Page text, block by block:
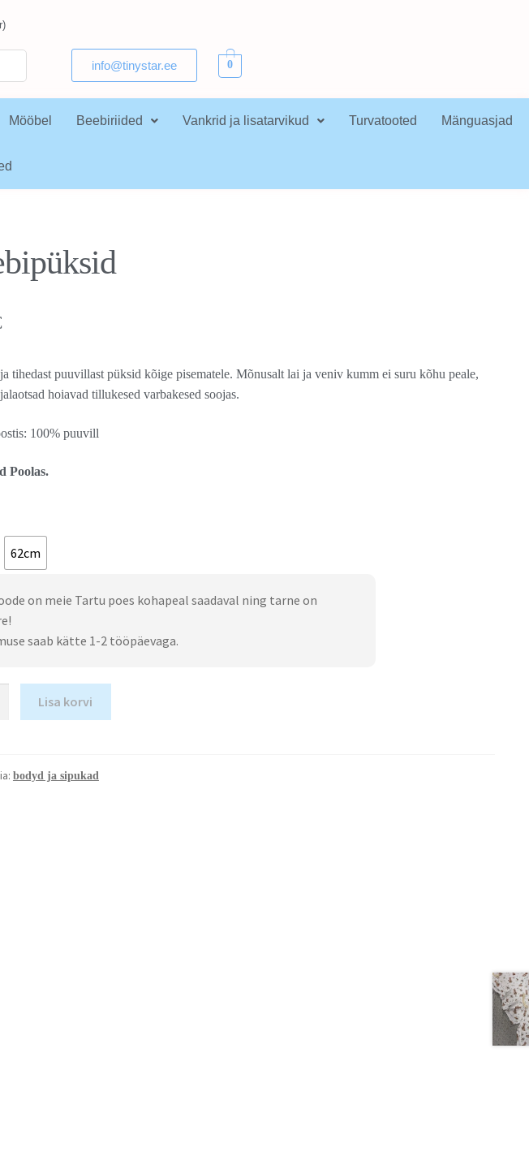
info@tinystar.ee 0
Mööbel Beebiriided Vankrid ja lisatarvikud Turvatooted Mänguasjad
tihedast puuvillast püksid kõige pisematele. Mõnusalt lai ja veniv kumm ei suru kõhu peale,
hoiavad tillukesed varbakesed soojas.
100% puuvill
Poolas.
62cm
on meie Tartu poes kohapeal saadaval ning tarne on
saab kätte 1-2 tööpäevaga.
Lisa korvi
bodyd ja sipukad